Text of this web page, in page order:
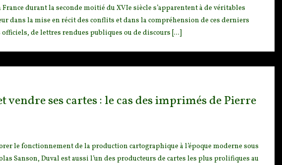
durant la seconde moitié du XVIe siècle s’apparentent à de véritables
dans la mise en récit des conflits et dans la compréhension de ces derniers
de lettres rendues publiques ou de discours [...]
ses cartes : le cas des imprimés de Pierre
le fonctionnement de la production cartographique à l’époque moderne sous
Sanson, Duval est aussi l’un des producteurs de cartes les plus prolifiques au